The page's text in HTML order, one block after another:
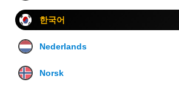
한국어
Nederlands
Norsk